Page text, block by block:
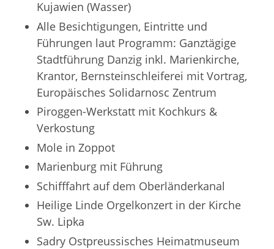
Kujawien (Wasser)
Alle Besichtigungen, Eintritte und
Führungen laut Programm: Ganztägige
Stadtführung Danzig inkl. Marienkirche,
Krantor, Bernsteinschleiferei mit Vortrag,
Europäisches Solidarnosc Zentrum
Piroggen-Werkstatt mit Kochkurs &
Verkostung
Mole in Zoppot
Marienburg mit Führung
Schifffahrt auf dem Oberländerkanal
Heilige Linde Orgelkonzert in der Kirche
Sw. Lipka
Sadry Ostpreussisches Heimatmuseum